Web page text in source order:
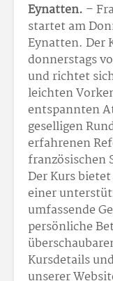
Eynatten. –
startet am
Eynatten. Der
donnerstags
und richtet
leichten
entspannten
geselligen
erfahrenen
französischen
Der Kurs
einer
umfassende
persönliche
Kursdetails
unserer